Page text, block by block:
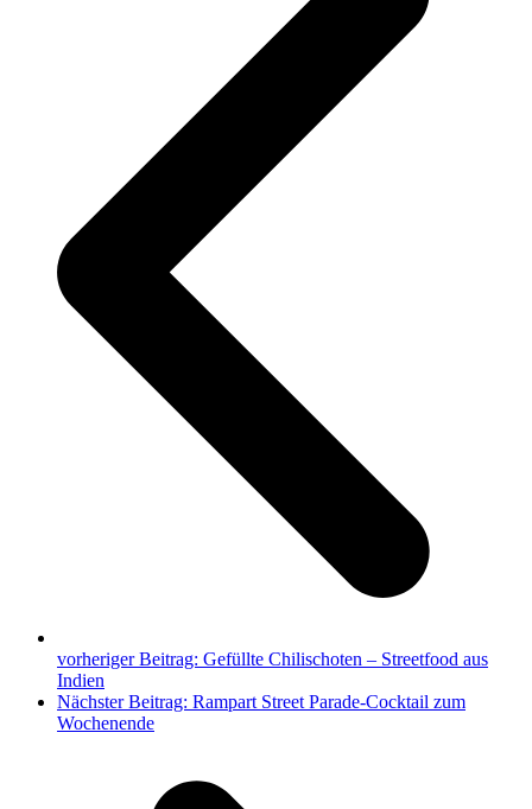
vorheriger Beitrag: Gefüllte Chilischoten – Streetfood aus
Indien
Nächster Beitrag: Rampart Street Parade-Cocktail zum
Wochenende